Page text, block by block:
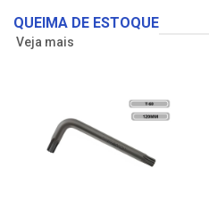
QUEIMA DE ESTOQUE
Veja mais